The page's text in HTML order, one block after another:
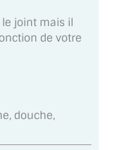
le joint mais il
de votre
douche,